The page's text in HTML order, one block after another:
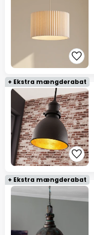
+ Ekstra mængderabat
+ Ekstra mængderabat